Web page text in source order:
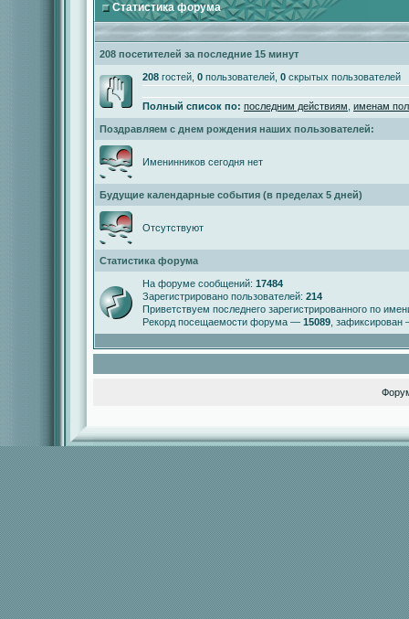
Статистика форума
208 посетителей за последние 15 минут
208 гостей, 0 пользователей, 0 скрытых пользователей
Полный список по: последним действиям именам
Поздравляем с днем рождения наших пользователей:
Именинников сегодня нет
Будущие календарные события (в пределах 5 дней)
Отсутствуют
Статистика форума
На форуме сообщений: 17484
Зарегистрировано пользователей: 214
Приветствуем последнего зарегистрированного по
Рекорд посещаемости форума — 15089 ,